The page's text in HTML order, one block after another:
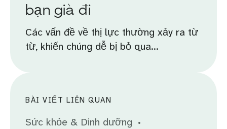
bạn già đi
Các vấn đề về thị lực thường xảy ra từ
từ, khiến chúng dễ bị bỏ qua...
BÀI VIẾT LIÊN QUAN
Sức khỏe & Dinh dưỡng